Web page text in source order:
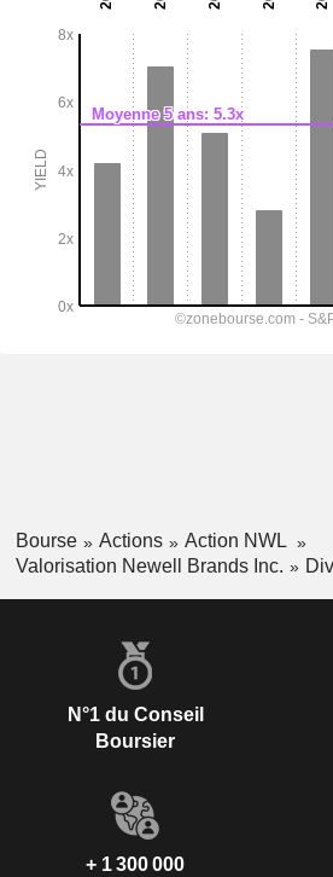
Bourse Actions
Action NWL
Valorisation Newell Brands Inc.
N°1 du Conseil
Boursier
+ 1 300 000